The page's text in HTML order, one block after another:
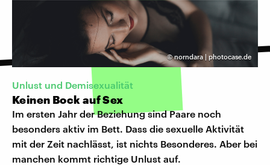
©norndara | photocase.de
Unlust und Demisexualität
Keinen Bock auf Sex
Im ersten Jahr der Beziehung sind Paare noch
besonders aktiv im Bett. Dass die sexuelle Aktivität
mit der Zeit nachlässt, ist nichts Besonderes. Aber bei
manchen kommt richtige Unlust auf.